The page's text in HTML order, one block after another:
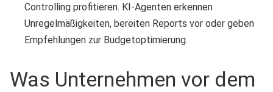
Controlling profitieren. KI-Agenten erkennen
Unregelmäßigkeiten, bereiten Reports vor oder geben
Empfehlungen zur Budgetoptimierung.
Was Unternehmen vor dem